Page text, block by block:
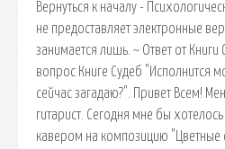
Вернуться к началу -
не предоставляет электронные
занимается лишь. ~ Ответ от Книги
вопрос Книге Судеб "Исполнится
сейчас загадаю?". Привет Всем!
гитарист. Сегодня мне бы
кавером на композицию "Цветные